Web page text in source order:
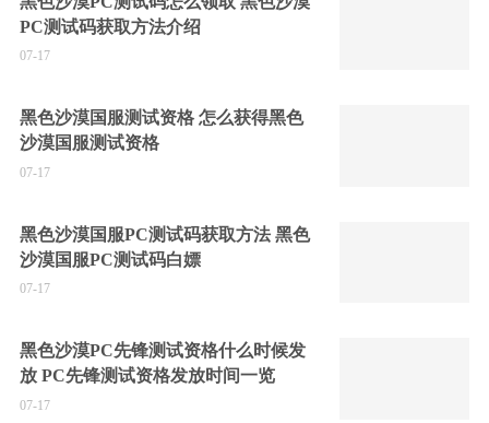
PC测试码获取方法介绍
07-17
黑色沙漠国服测试资格 怎么获得黑色
沙漠国服测试资格
07-17
黑色沙漠国服PC测试码获取方法 黑色
沙漠国服PC测试码白嫖
07-17
黑色沙漠PC先锋测试资格什么时候发
放 PC先锋测试资格发放时间一览
07-17